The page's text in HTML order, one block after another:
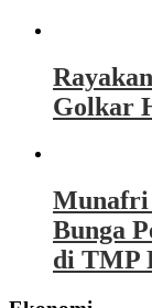
Golkar
Munafri
Bunga
di TMP